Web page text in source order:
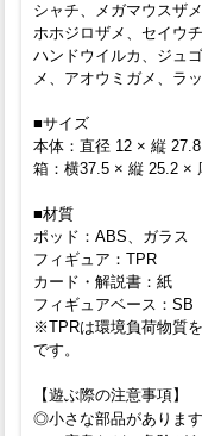
シャチ、メガマウスザ
ホホジロザメ、セイウ
ハンドウイルカ、ジュ
メ、アオウミガメ、ラ
■サイズ
本体：直径 12 × 縦
箱：横37.5 × 縦 25.2 ×
■材質
ポッド：ABS、ガラス
フィギュア：TPR
カード・解説書：紙
フィギュアベース：SB
※TPRは環境負荷物質
です。
【遊ぶ際の注意事項】
◎小さな部品がありま